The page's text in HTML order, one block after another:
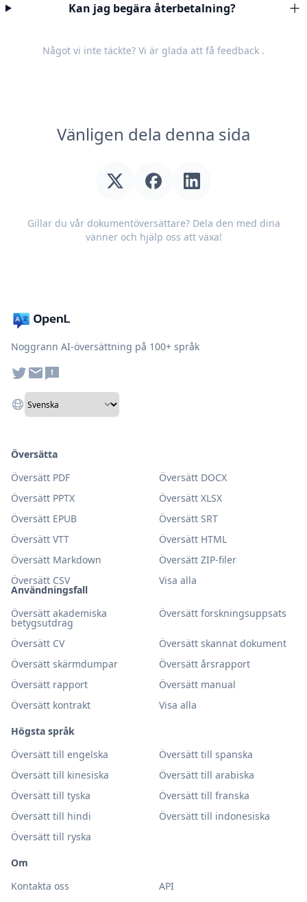
Kan jag begära återbetalning?
Något vi inte täckte? Vi är glada att få feedback .
Vänligen dela denna sida
Gillar du vår dokumentöversättare? Dela den med dina
vänner och hjälp oss att växa!
Noggrann AI-översättning på 100+ språk
Användningsfall
Översätt akademiska
betygsutdrag
Översätt forskningsuppsats
Översätt CV
Översätt skannat dokument
Översätt skärmdumpar
Översätt årsrapport
Översätt rapport
Översätt manual
Översätt kontrakt
Visa alla
Högsta språk
Översätt till engelska
Översätt till spanska
Översätt till kinesiska
Översätt till arabiska
Översätt till tyska
Översätt till franska
Översätt till hindi
Översätt till indonesiska
Översätt till ryska
Översätta
Översätt PDF
Översätt DOCX
Översätt PPTX
Översätt XLSX
Översätt EPUB
Översätt SRT
Översätt VTT
Översätt HTML
Översätt Markdown
Översätt ZIP-filer
Översätt CSV
Visa alla
Om
Kontakta oss
API